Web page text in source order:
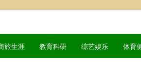
旅生涯 教育科研 综艺娱乐 体育